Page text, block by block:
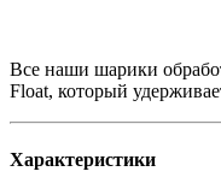
Все наши шарики
Float, который
Характеристики